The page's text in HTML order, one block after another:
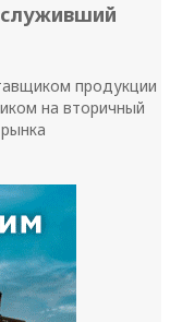
продукции
на вторичный